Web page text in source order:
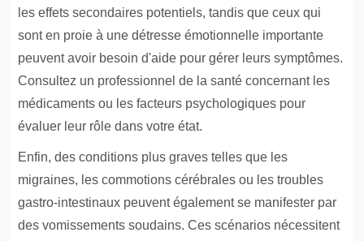
les effets secondaires potentiels, tandis que ceux qui
sont en proie à une détresse émotionnelle importante
peuvent avoir besoin d'aide pour gérer leurs symptômes.
Consultez un professionnel de la santé concernant les
médicaments ou les facteurs psychologiques pour
évaluer leur rôle dans votre état.
Enfin, des conditions plus graves telles que les
migraines, les commotions cérébrales ou les troubles
gastro-intestinaux peuvent également se manifester par
des vomissements soudains. Ces scénarios nécessitent